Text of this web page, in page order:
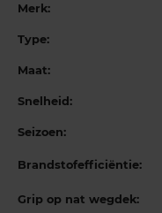
Merk:
Type:
Maat:
Snelheid:
Seizoen:
Brandstofefficiëntie:
Grip op nat wegdek: